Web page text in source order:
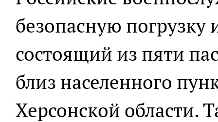
безопасную погрузку
состоящий из пяти
близ населенного
Херсонской области.